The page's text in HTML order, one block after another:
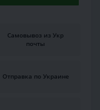
Самовывоз из Укр
почты
Отправка по Украине